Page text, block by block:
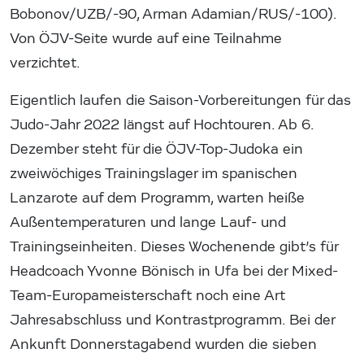
Bobonov/UZB/-90, Arman Adamian/RUS/-100).
Von ÖJV-Seite wurde auf eine Teilnahme
verzichtet.
Eigentlich laufen die Saison-Vorbereitungen für das
Judo-Jahr 2022 längst auf Hochtouren. Ab 6.
Dezember steht für die ÖJV-Top-Judoka ein
zweiwöchiges Trainingslager im spanischen
Lanzarote auf dem Programm, warten heiße
Außentemperaturen und lange Lauf- und
Trainingseinheiten. Dieses Wochenende gibt’s für
Headcoach Yvonne Bönisch in Ufa bei der Mixed-
Team-Europameisterschaft noch eine Art
Jahresabschluss und Kontrastprogramm. Bei der
Ankunft Donnerstagabend wurden die sieben